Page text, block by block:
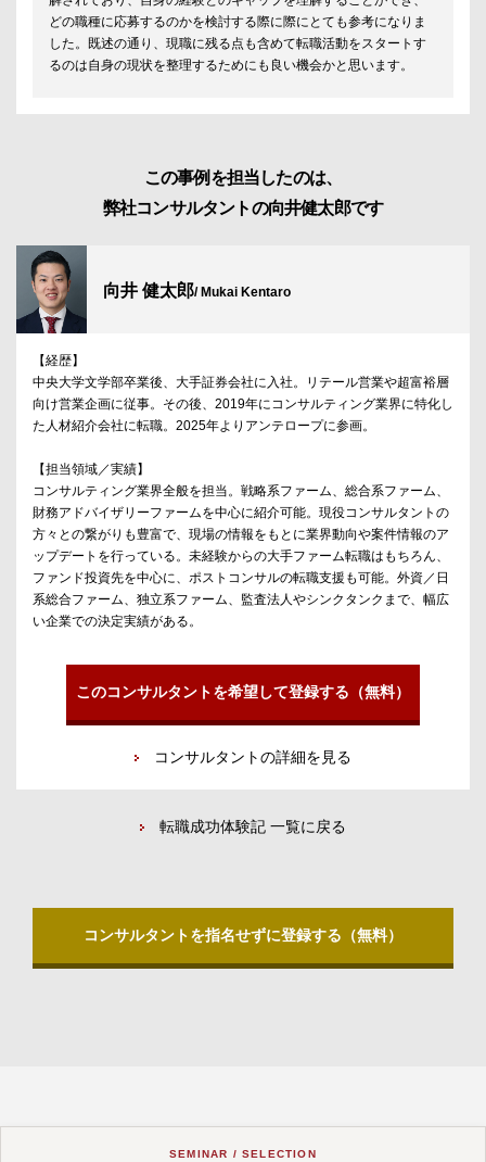
どの職種に応募するのかを検討する際に際にとても参考になりま
した。既述の通り、現職に残る点も含めて転職活動をスタートす
るのは自身の現状を整理するためにも良い機会かと思います。
この事例を担当したのは、
弊社コンサルタントの向井健太郎です
向井 健太郎/ Mukai Kentaro
【経歴】
中央大学文学部卒業後、大手証券会社に入社。リテール営業や超富裕層
向け営業企画に従事。その後、2019年にコンサルティング業界に特化し
た人材紹介会社に転職。2025年よりアンテロープに参画。
【担当領域／実績】
コンサルティング業界全般を担当。戦略系ファーム、総合系ファーム、
財務アドバイザリーファームを中心に紹介可能。現役コンサルタントの
方々との繋がりも豊富で、現場の情報をもとに業界動向や案件情報のア
ップデートを行っている。未経験からの大手ファーム転職はもちろん、
ファンド投資先を中心に、ポストコンサルの転職支援も可能。外資／日
系総合ファーム、独立系ファーム、監査法人やシンクタンクまで、幅広
い企業での決定実績がある。
このコンサルタントを希望して登録する（無料）
コンサルタントの詳細を見る
転職成功体験記 一覧に戻る
コンサルタントを指名せずに登録する（無料）
SEMINAR / SELECTION